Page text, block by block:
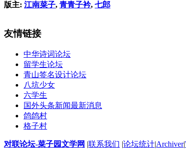
版主: 江南菜子, 青青子衿, 七郎
友情链接
中华诗词论坛
留学生论坛
青山签名设计论坛
八坑少女
六学生
国外头条新闻最新消息
鸽鸽村
格子村
对联论坛-菜子园文学网 |联系我们 |论坛统计|Archiver|